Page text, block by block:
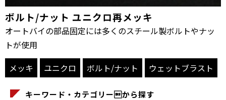
ボルト/ナット ユニクロ再メッキ
オートバイの部品固定には多くのスチール製ボルトやナッ
トが使用
メッキ
ユニクロ ボルト/ナット ウェットブラスト
キーワード・カテゴリーから探す